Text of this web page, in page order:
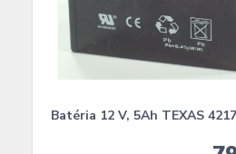
Batéria 12 V, 5Ah TEXAS